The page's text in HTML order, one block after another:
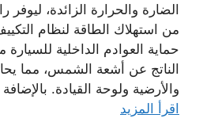
الضارة والحرارة الزائدة، ليوفر
من استهلاك الطاقة لنظام
حماية العوادم الداخلية
الناتج عن أشعة الشمس، مما
والأرضية ولوحة القيادة.
اقرأ المزيد